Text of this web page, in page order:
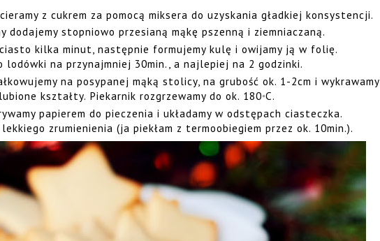
z cukrem za pomocą miksera do uzyskania gładkiej konsystencji.
dodajemy stopniowo przesianą mąkę pszenną i ziemniaczaną.
kilka minut, następnie formujemy kulę i owijamy ją w folię.
lodówki na przynajmniej 30min., a najlepiej na 2 godzinki.
na posypanej mąką stolicy, na grubość ok. 1-2cm i wykrawamy
kształty. Piekarnik rozgrzewamy do ok. 180°C.
papierem do pieczenia i układamy w odstępach ciasteczka.
lekkiego zrumienienia (ja piekłam z termoobiegiem przez ok. 10min.).